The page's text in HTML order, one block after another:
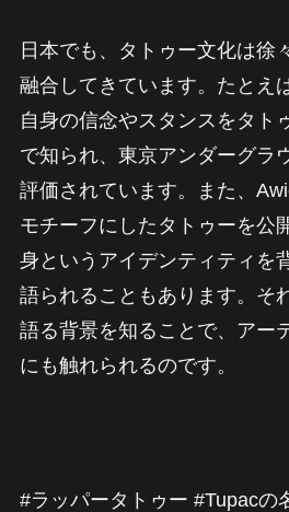
日本でも、タトゥー文化は徐
融合してきています。たとえ
自身の信念やスタンスをタト
で知られ、東京アンダーグラ
評価されています。また、
モチーフにしたタトゥーを公
身というアイデンティティを
語られることもあります。そ
語る背景を知ることで、アー
にも触れられるのです。
#ラッパータトゥー #Tupacの